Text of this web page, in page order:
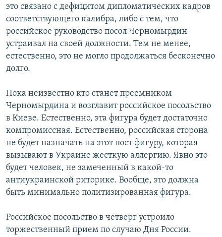
это связано с дефицитом дипломатических кадров
соответствующего калибра, либо с тем, что
российское руководство посол Черномырдин
устраивал на своей должности. Тем не менее,
естественно, это не могло продолжаться бесконечно
долго.
Пока неизвестно кто станет преемником
Черномырдина и возглавит российское посольство
в Киеве. Естественно, эта фигура будет достаточно
компромиссная. Естественно, российская сторона
не будет назначать на этот пост фигуру, которая
вызывают в Украине жесткую аллергию. Явно это
будет человек, не замеченный в какой-то
антиукраинской риторике. Вообще, это должна
быть минимально политизированная фигура.
Российское посольство в четверг устроило
торжественный прием по случаю Дня России.